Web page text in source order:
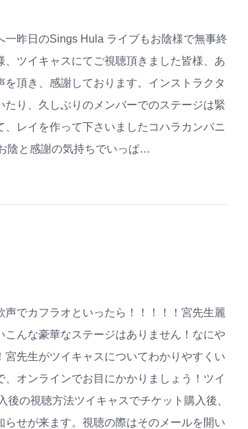
昨日のSings Hula ライブもお陰様で無事終
ツイキャスにてご視聴頂きました皆様、あ
頂き、感謝しております。インストラクタ
り、久しぶりのメンバーでのステージは緊
レイを作って下さいましたコハラカンパニ
陰と感謝の気持ちでいっぱ…
でカフラオといったら！！！！！宮先生麗
んな豪華なステージはありません！なにや
先生がツイキャスについてわかりやすくい
オンラインでお目にかかりましょう！ツイ
の視聴方法ツイキャスでチケット購入後、
せが来ます。視聴の際はそのメールを開い